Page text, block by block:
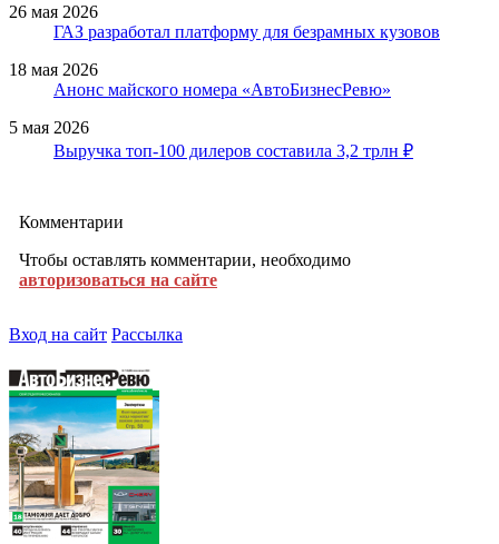
26 мая 2026
ГАЗ разработал платформу для безрамных кузовов
18 мая 2026
Анонс майского номера «АвтоБизнесРевю»
5 мая 2026
Выручка топ-100 дилеров составила 3,2 трлн ₽
Комментарии
Чтобы оставлять комментарии, необходимо
авторизоваться на сайте
Вход на сайт Рассылка